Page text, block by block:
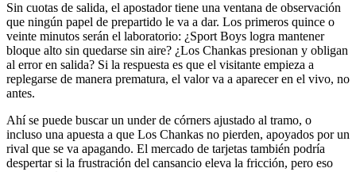
Sin cuotas de salida, el apostador tiene una ventana de observación
que ningún papel de prepartido le va a dar. Los primeros quince o
veinte minutos serán el laboratorio: ¿Sport Boys logra mantener
bloque alto sin quedarse sin aire? ¿Los Chankas presionan y obligan
al error en salida? Si la respuesta es que el visitante empieza a
replegarse de manera prematura, el valor va a aparecer en el vivo, no
antes.
Ahí se puede buscar un under de córners ajustado al tramo, o
incluso una apuesta a que Los Chankas no pierden, apoyados por un
rival que se va apagando. El mercado de tarjetas también podría
despertar si la frustración del cansancio eleva la fricción, pero eso